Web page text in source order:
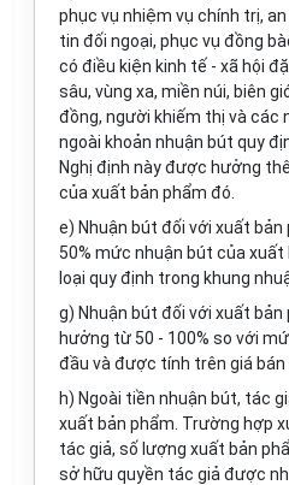
phục vụ nhiệm vụ chính trị,
tin đối ngoại, phục vụ đồng
có điều kiện kinh tế - xã hội
sâu, vùng xa, miền núi, biên
đồng, người khiếm thị và các
ngoài khoản nhuận bút quy
Nghị định này được hưởng
của xuất bản phẩm đó.
e) Nhuận bút đối với xuất
50% mức nhuận bút của
loại quy định trong khung
g) Nhuận bút đối với xuất
hưởng từ 50 - 100% so với
đầu và được tính trên giá bán
h) Ngoài tiền nhuận bút, tác
xuất bản phẩm. Trường hợp
tác giả, số lượng xuất bản
sở hữu quyền tác giả được